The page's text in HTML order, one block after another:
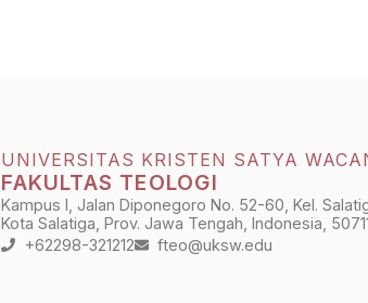
UNIVERSITAS KRISTEN SATYA
FAKULTAS TEOLOGI
Kampus I, Jalan Diponegoro No. 52-60, Kel.
Kota Salatiga, Prov. Jawa Tengah, Indonesia,
+62298-321212
fteo@uksw.edu